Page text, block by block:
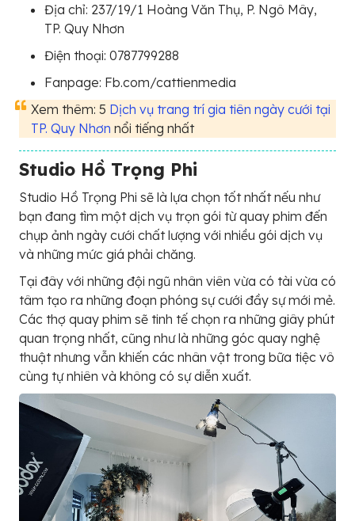
Địa chỉ: 237/19/1 Hoàng Văn Thụ, P. Ngô Mây,
TP. Quy Nhơn
Điện thoại: 0787799288
Fanpage: Fb.com/cattienmedia
Xem thêm: 5 Dịch vụ trang trí gia tiên ngày cưới tại
TP. Quy Nhơn nổi tiếng nhất
Studio Hồ Trọng Phi
Studio Hồ Trọng Phi sẽ là lựa chọn tốt nhất nếu như
bạn đang tìm một dịch vụ trọn gói từ quay phim đến
chụp ảnh ngày cưới chất lượng với nhiều gói dịch vụ
và những mức giá phải chăng.
Tại đây với những đội ngũ nhân viên vừa có tài vừa có
tâm tạo ra những đoạn phóng sự cưới đầy sự mới mẻ.
Các thợ quay phim sẽ tinh tế chọn ra những giây phút
quan trọng nhất, cũng như là những góc quay nghệ
thuật nhưng vẫn khiến các nhân vật trong bữa tiệc vô
cùng tự nhiên và không có sự diễn xuất.